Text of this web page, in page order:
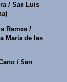
/ San Luis
Ramos /
Maria de las
/ San